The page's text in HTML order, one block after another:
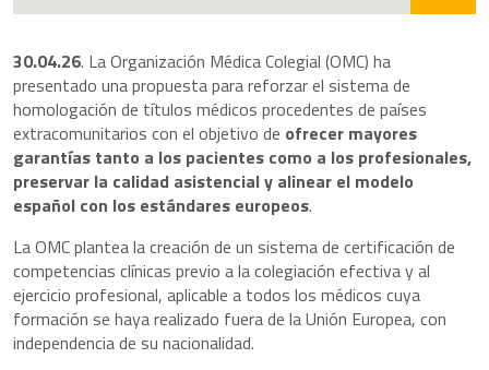
30.04.26. La Organización Médica Colegial (OMC) ha
presentado una propuesta para reforzar el sistema de
homologación de títulos médicos procedentes de países
extracomunitarios con el objetivo de ofrecer mayores
garantías tanto a los pacientes como a los profesionales,
preservar la calidad asistencial y alinear el modelo
español con los estándares europeos.
La OMC plantea la creación de un sistema de certificación de
competencias clínicas previo a la colegiación efectiva y al
ejercicio profesional, aplicable a todos los médicos cuya
formación se haya realizado fuera de la Unión Europea, con
independencia de su nacionalidad.